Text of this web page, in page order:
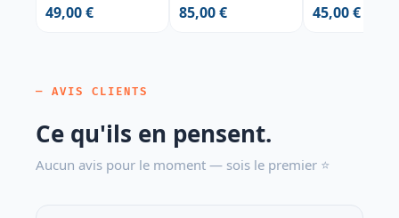
49,00 € 85,00 € 45,00 €
— AVIS CLIENTS
Ce qu'ils en pensent.
Aucun avis pour le moment — sois le premier ⭐